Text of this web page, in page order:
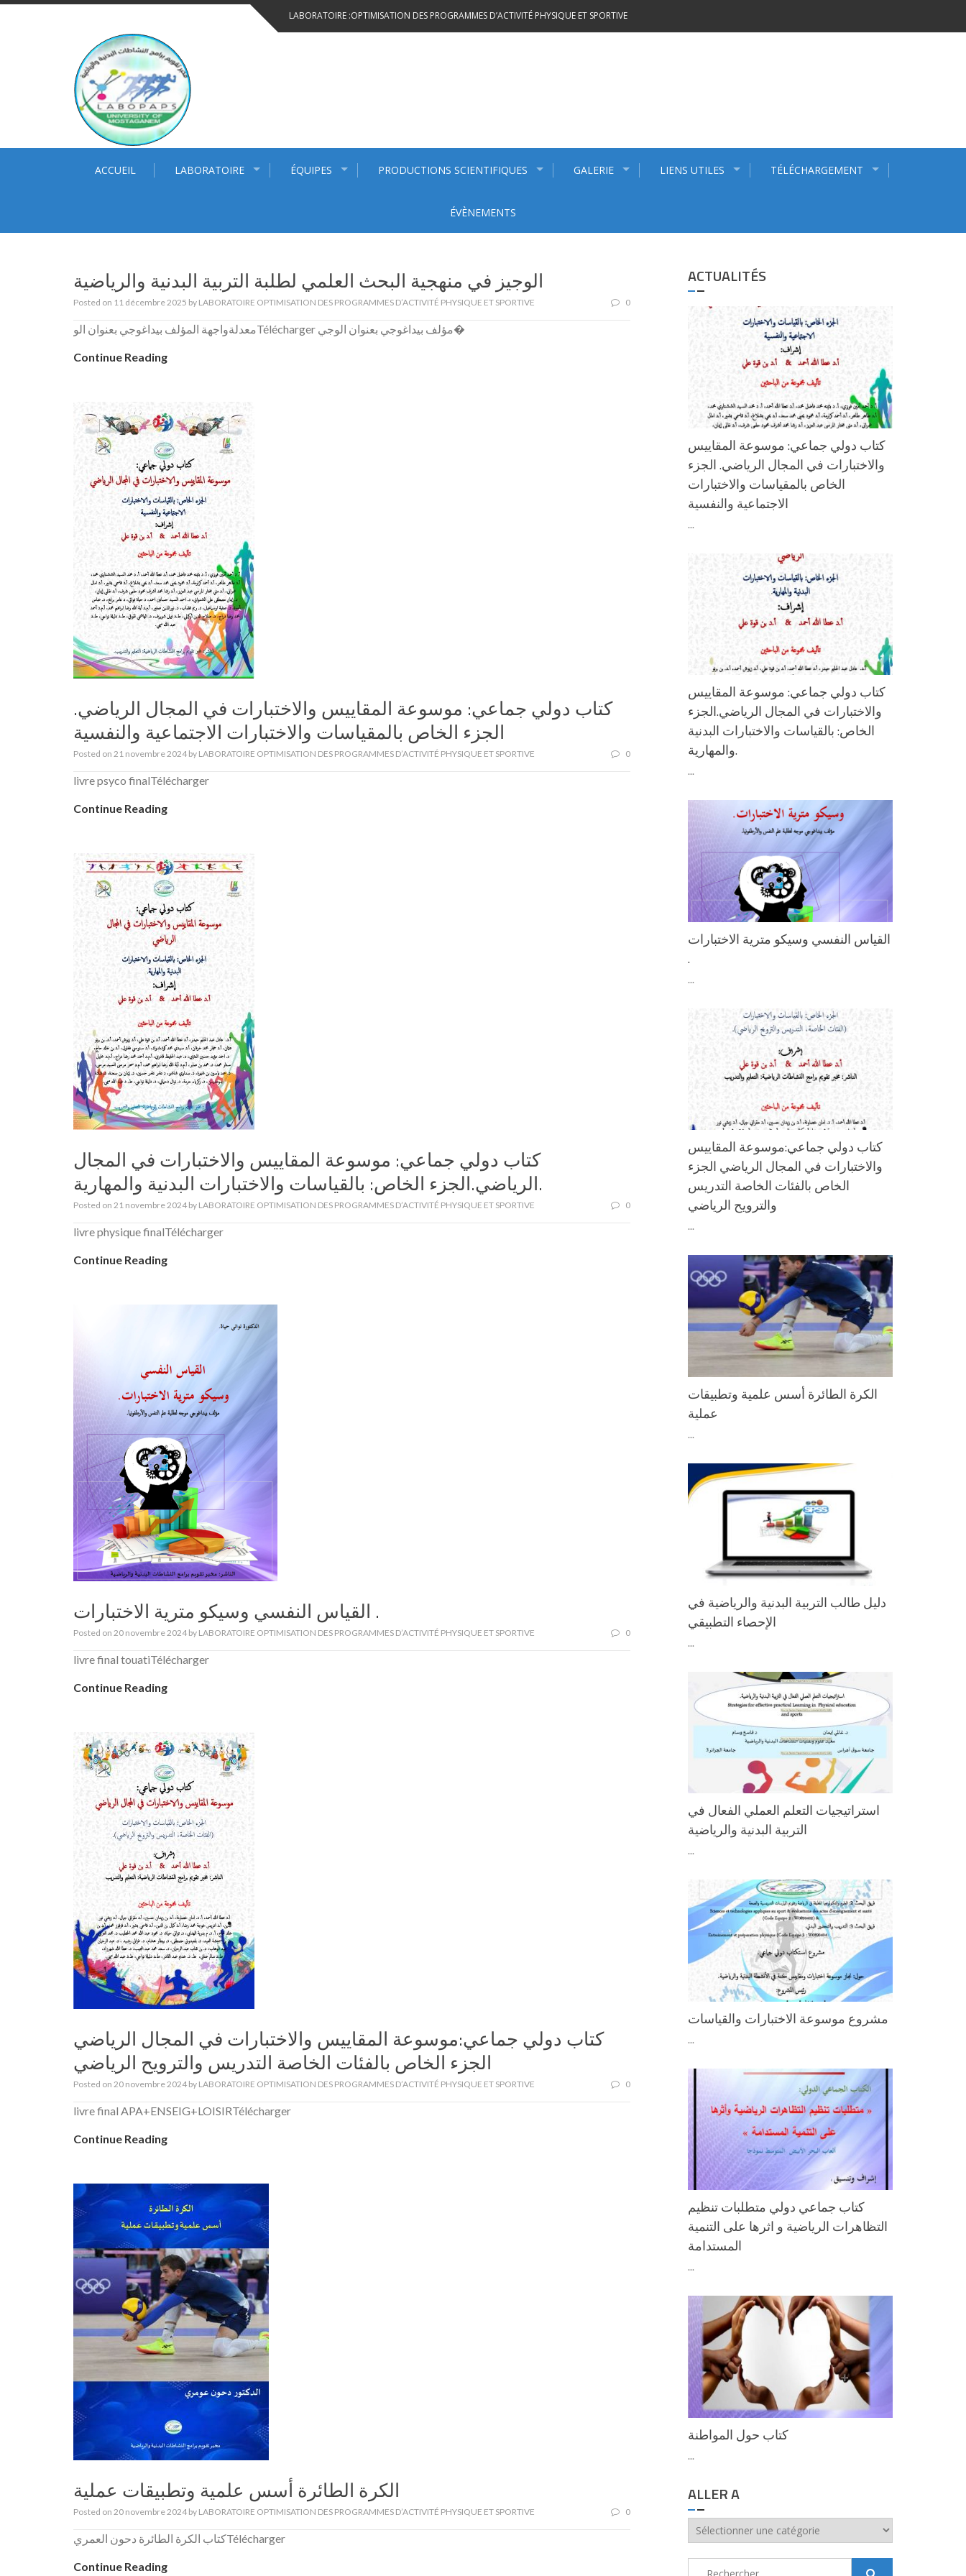
Skip
LABORATOIRE :OPTIMISATION DES PROGRAMMES D’ACTIVITÉ PHYSIQUE ET SPORTIVE
ACCUEIL LABORATOIRE ÉQUIPES PRODUCTIONS SCIENTIFIQUES GALERIE LIENS UTILES TÉLÉCHARGEMENT
ÉVÈNEMENTS
الوجيز في منهجية البحث العلمي لطلبة التربية البدنية والرياضية
Posted on 11 décembre 2025 by LABORATOIRE OPTIMISATION DES PROGRAMMES D’ACTIVITÉ PHYSIQUE ET SPORTIVE 0
معدلةواجهة المؤلف بيداغوجي بعنوان الوTélécharger مؤلف بيداغوجي بعنوان الوجي�
Continue Reading
كتاب دولي جماعي: موسوعة المقاييس والاختبارات في المجال الرياضي.
الجزء الخاص بالمقياسات والاختبارات الاجتماعية والنفسية
Posted on 21 novembre 2024 by LABORATOIRE OPTIMISATION DES PROGRAMMES D’ACTIVITÉ PHYSIQUE ET SPORTIVE 0
livre psyco finalTélécharger
Continue Reading
كتاب دولي جماعي: موسوعة المقاييس والاختبارات في المجال
الرياضي.الجزء الخاص: بالقياسات والاختبارات البدنية والمهارية.
Posted on 21 novembre 2024 by LABORATOIRE OPTIMISATION DES PROGRAMMES D’ACTIVITÉ PHYSIQUE ET SPORTIVE 0
livre physique finalTélécharger
Continue Reading
اﻟﻘﻴﺎس اﻟﻨﻔﺴﻲ وﺳﻴﻜﻮ ﻣﺘﺮﻳﺔ اﻻﺧﺘﺒﺎرات .
Posted on 20 novembre 2024 by LABORATOIRE OPTIMISATION DES PROGRAMMES D’ACTIVITÉ PHYSIQUE ET SPORTIVE 0
livre final touatiTélécharger
Continue Reading
كتاب دولي جماعي:موسوعة المقاييس والاختبارات في المجال الرياضي
الجزء الخاص بالفئات الخاصة التدريس والترويح الرياضي
Posted on 20 novembre 2024 by LABORATOIRE OPTIMISATION DES PROGRAMMES D’ACTIVITÉ PHYSIQUE ET SPORTIVE 0
livre final APA+ENSEIG+LOISIRTélécharger
Continue Reading
الكرة الطائرة أسس علمية وتطبيقات عملية
Posted on 20 novembre 2024 by LABORATOIRE OPTIMISATION DES PROGRAMMES D’ACTIVITÉ PHYSIQUE ET SPORTIVE 0
كتاب الكرة الطائرة دحون العمريTélécharger
Continue Reading
ACTUALITÉS
كتاب دولي جماعي: موسوعة المقاييس
والاختبارات في المجال الرياضي. الجزء
الخاص بالمقياسات والاختبارات
الاجتماعية والنفسية
...
كتاب دولي جماعي: موسوعة المقاييس
والاختبارات في المجال الرياضي.الجزء
الخاص: بالقياسات والاختبارات البدنية
والمهارية.
...
اﻟﻘﻴﺎس اﻟﻨﻔﺴﻲ وﺳﻴﻜﻮ ﻣﺘﺮﻳﺔ اﻻﺧﺘﺒﺎرات
.
...
كتاب دولي جماعي:موسوعة المقاييس
والاختبارات في المجال الرياضي الجزء
الخاص بالفئات الخاصة التدريس
والترويح الرياضي
...
الكرة الطائرة أسس علمية وتطبيقات
عملية
...
دليل طالب التربية البدنية والرياضية في
الإحصاء التطبيقي
...
استراتیجیات التعلم العملي الفعال في
التربیة البدنیة والرياضية
...
مشروع موسوعة الاختبارات والقياسات
...
كتاب جماعي دولي متطلبات تنظيم
التظاهرات الرياضية و اثرها على التنمية
المستدامة
...
كتاب حول المواطنة
...
ALLER A
aller